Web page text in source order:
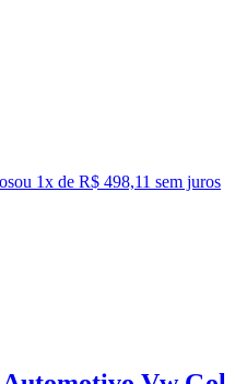
ou 1x de R$ 498,11 sem juros